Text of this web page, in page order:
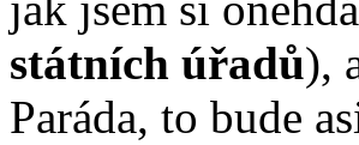
státních úřadů),
Paráda, to bude